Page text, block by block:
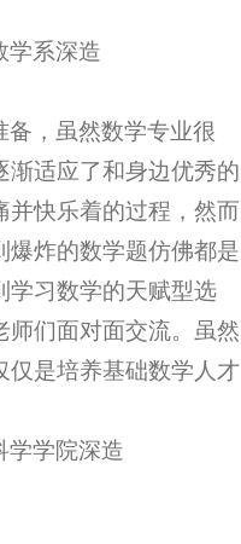
学系深造
备，虽然数学专业很
渐适应了和身边优秀的
并快乐着的过程，然而
爆炸的数学题仿佛都是
学习数学的天赋型选
师们面对面交流。虽然
仅是培养基础数学人才
学学院深造